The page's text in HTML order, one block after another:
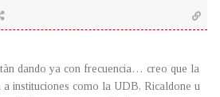
dando ya con frecuencia… creo que la
instituciones como la UDB, Ricaldone u